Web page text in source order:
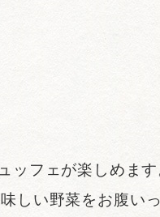
ッフェが楽しめま
しい野菜をお腹い